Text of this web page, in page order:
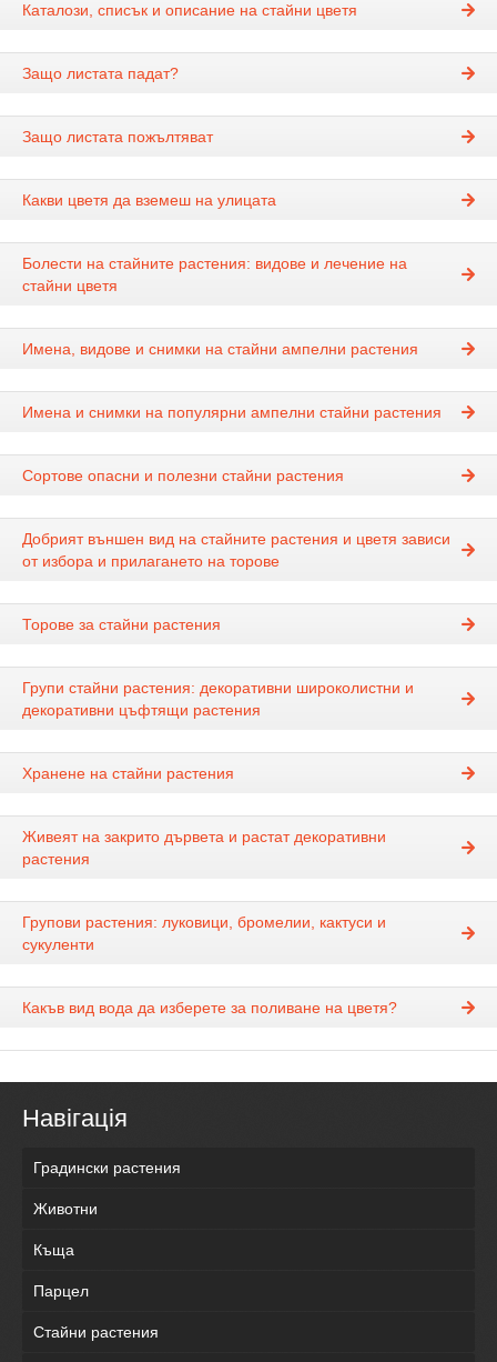
Каталози, списък и описание на стайни цветя
Защо листата падат?
Защо листата пожълтяват
Какви цветя да вземеш на улицата
Болести на стайните растения: видове и лечение на
стайни цветя
Имена, видове и снимки на стайни ампелни растения
Имена и снимки на популярни ампелни стайни растения
Сортове опасни и полезни стайни растения
Добрият външен вид на стайните растения и цветя зависи
от избора и прилагането на торове
Торове за стайни растения
Групи стайни растения: декоративни широколистни и
декоративни цъфтящи растения
Хранене на стайни растения
Живеят на закрито дървета и растат декоративни
растения
Групови растения: луковици, бромелии, кактуси и
сукуленти
Какъв вид вода да изберете за поливане на цветя?
Навігація
Градински растения
Животни
Къща
Парцел
Стайни растения